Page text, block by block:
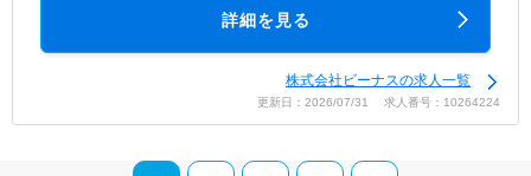
詳細を見る
株式会社ビーナスの求人一覧
更新日：2026/07/31 求人番号：10264224